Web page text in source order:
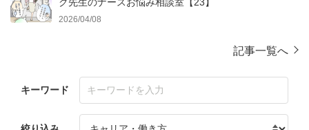
2026/04/08
記事一覧へ
キーワード